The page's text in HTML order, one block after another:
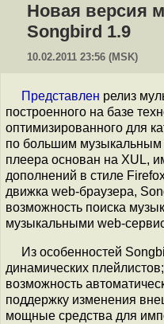
Новая версия
Songbird 1.9
10.02.2011 23:56 (MSK)
Представлен релиз
построенного на базе
оптимизированного для
по большим
плеера основан на XUL,
дополнений в стиле
движка web-браузера,
возможность поиска
музыкальными web-
Из особенностей
динамических
возможность
поддержку изменения
мощные средства для